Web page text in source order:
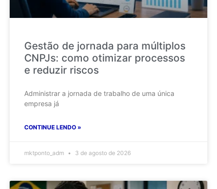
Gestão de jornada para múltiplos
CNPJs: como otimizar processos
e reduzir riscos
Administrar a jornada de trabalho de uma única
empresa já
CONTINUE LENDO »
mktponto_adm 3 de agosto de 2026